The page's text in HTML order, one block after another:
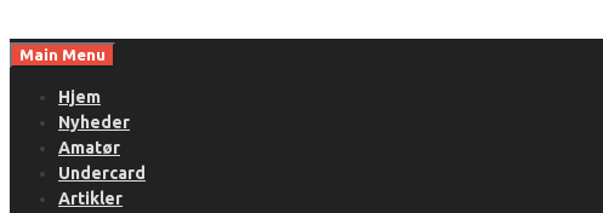
toMain Menu
Hjem
Nyheder
Amatør
Undercard
Artikler